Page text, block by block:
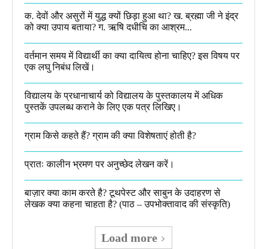
क. देवों और असुरों में युद्ध क्यों छिड़ा हुआ था? ख. ब्रह्मा जी ने इंद्र
को क्या उपाय बताया? ग. ऋषि दधीचि का आश्रम...
वर्तमान समय में विद्यार्थी का क्या दायित्व होना चाहिए? इस विषय पर
एक लघु निबंध लिखें।
विद्यालय के प्रधानाचार्य को विद्यालय के पुस्तकालय में अधिक
पुस्तकें उपलब्ध कराने के लिए एक पत्र लिखिए।
ग्राम किसे कहते हैं? ग्राम की क्या विशेषताएं होती है?​
प्रातः कालीन भ्रमण पर अनुच्छेद लेखन करें।
बाज़ार क्या काम करते है? टूथपेस्ट और साबुन के उदाहरण से
लेखक क्या कहना चाहता है? (पाठ – उपभोक्तावाद की संस्कृति)
Load more